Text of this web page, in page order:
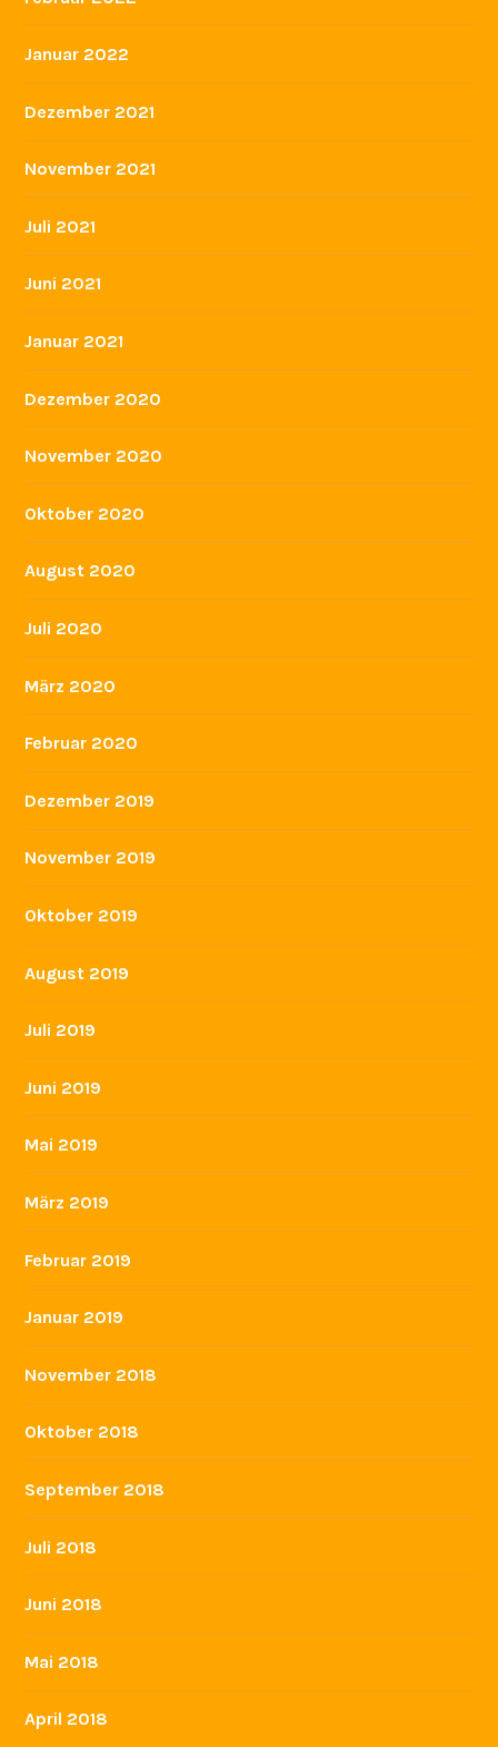
Januar 2022
Dezember 2021
November 2021
Juli 2021
Juni 2021
Januar 2021
Dezember 2020
November 2020
Oktober 2020
August 2020
Juli 2020
März 2020
Februar 2020
Dezember 2019
November 2019
Oktober 2019
August 2019
Juli 2019
Juni 2019
Mai 2019
März 2019
Februar 2019
Januar 2019
November 2018
Oktober 2018
September 2018
Juli 2018
Juni 2018
Mai 2018
April 2018